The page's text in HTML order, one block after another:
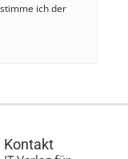
ich der
Kontakt